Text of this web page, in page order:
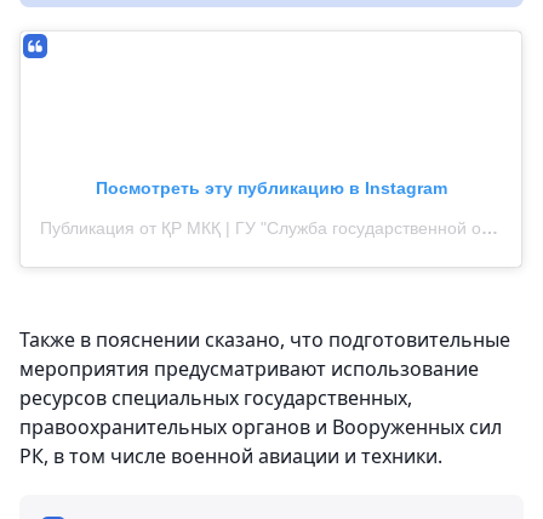
Посмотреть эту публикацию в Instagram
Публикация от ҚР МКҚ | ГУ "Служба государственной охраны Республики Казахстан" (@sgork_official)
Также в пояснении сказано, что подготовительные
мероприятия предусматривают использование
ресурсов специальных государственных,
правоохранительных органов и Вооруженных сил
РК, в том числе военной авиации и техники.